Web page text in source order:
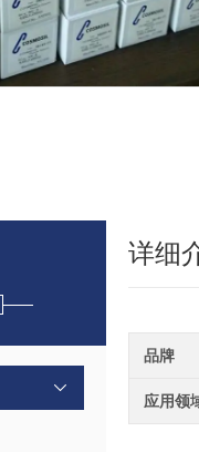
详细
品牌
应用领